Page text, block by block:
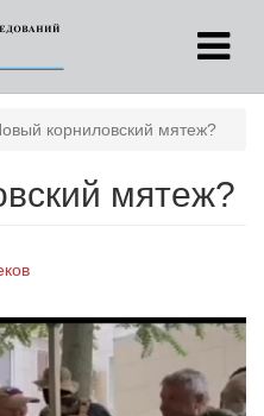
корниловский мятеж?
мятеж?